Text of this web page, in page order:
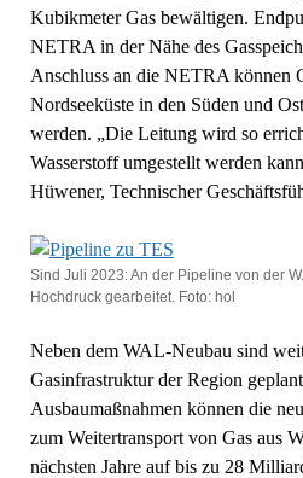
Kubikmeter Gas bewältigen.
NETRA in der Nähe des
Anschluss an die NETRA können
Nordseeküste in den Süden und
werden. „Die Leitung wird so
Wasserstoff umgestellt werden
Hüwener, Technischer
Sind Juli 2023: An der Pipeline von der
Hochdruck gearbeitet. Foto: hol
Neben dem WAL-Neubau sind
Gasinfrastruktur der Region
Ausbaumaßnahmen können die
zum Weitertransport von Gas aus
nächsten Jahre auf bis zu 28